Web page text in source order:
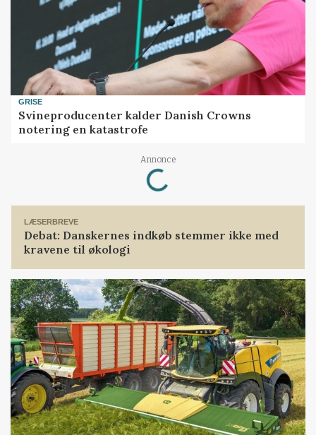
GRISE
Svineproducenter kalder Danish Crowns
notering en katastrofe
Annonce
Loading...
LÆSERBREVE
Debat: Danskernes indkøb stemmer ikke med
kravene til økologi